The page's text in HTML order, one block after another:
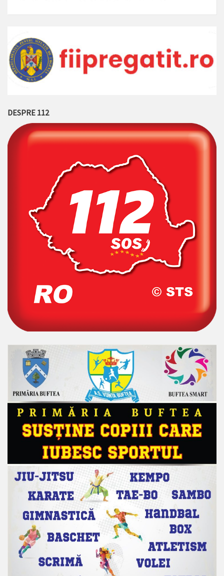
DESPRE 112